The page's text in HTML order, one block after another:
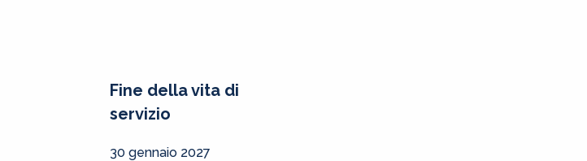
Fine della vita di
servizio
30 gennaio 2027